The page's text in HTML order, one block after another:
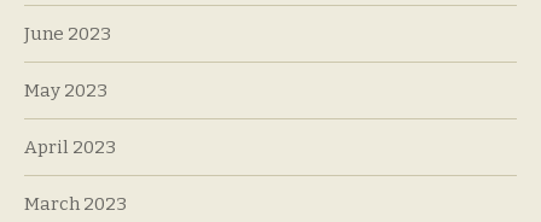
June 2023
May 2023
April 2023
March 2023